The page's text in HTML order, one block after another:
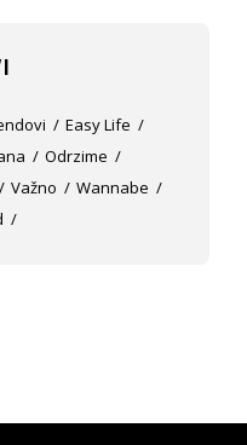
Easy Life
Odrzime
Važno
Wannabe